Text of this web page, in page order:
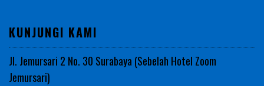
KUNJUNGI KAMI
Jl. Jemursari 2 No. 30 Surabaya (Sebelah Hotel Zoom
Jemursari)